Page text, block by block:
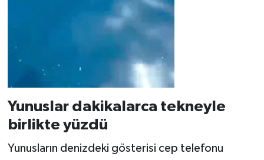
Yunuslar dakikalarca tekneyle
birlikte yüzdü
Yunusların denizdeki gösterisi cep telefonu